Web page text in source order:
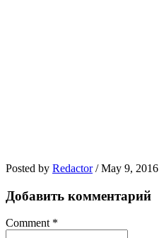
Posted by Redactor / May 9, 2016
Добавить комментарий
Comment *